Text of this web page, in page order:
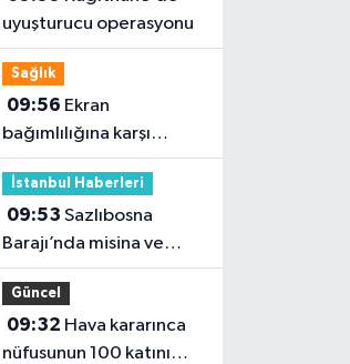
uyuşturucu operasyonu
Sağlık
09:56
bağımlılığına karşı
'bağımlılık yapmayan
telefon' tavsiyesi
İstanbul Haberleri
09:53
Barajı’nda misina ve
ağlara takılan
karabatağı itfaiye
kurtardı
Güncel
09:32
nüfusunun 100 katını